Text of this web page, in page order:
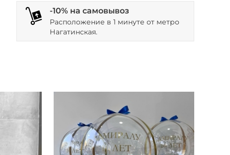
-10% на самовывоз
Расположение в 1 минуте от метро
Нагатинская.